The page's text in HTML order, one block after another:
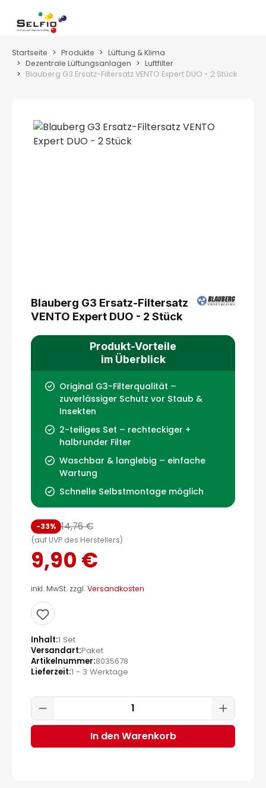
Zum Hauptinhalt springen
Startseite Produkte
Lüftung & Klima
Dezentrale Lüftungsanlagen
Luftfilter
Blauberg G3 Ersatz-Filtersatz VENTO Expert DUO - 2 Stück
Blauberg G3 Ersatz-Filtersatz
VENTO Expert DUO - 2 Stück
Produkt-Vorteile
im Überblick
Original G3-Filterqualität –
zuverlässiger Schutz vor Staub &
Insekten
2-teiliges Set – rechteckiger +
halbrunder Filter
Waschbar & langlebig – einfache
Wartung
Schnelle Selbstmontage möglich
-33% 14,76 €
(auf UVP des Herstellers)
9,90 €
inkl. MwSt. zzgl. Versandkosten
Inhalt 1 Set
Versandart Paket
Artikelnummer 8035678
Lieferzeit 1 - 3 Werktage
Produkt Anzahl: Gib den
In den Warenkorb